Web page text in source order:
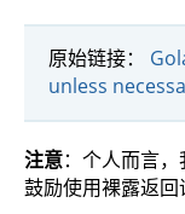
原始链接：
unless
注意：个人而言
鼓励使用裸露返回